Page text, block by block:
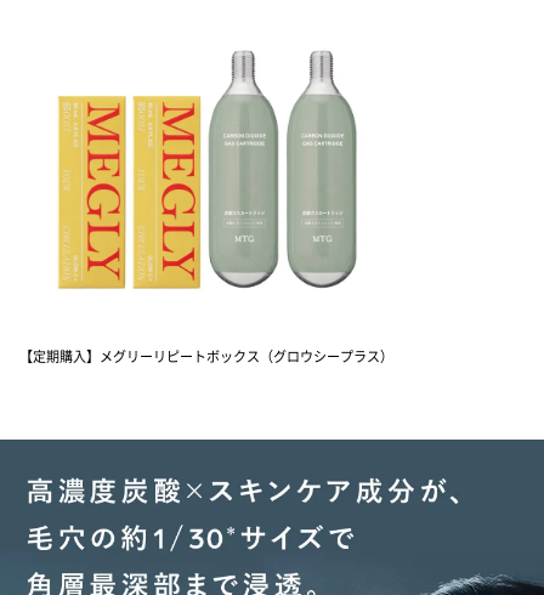
【定期購入】メグリーリピートボックス（グロウシープラス）